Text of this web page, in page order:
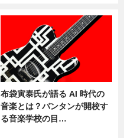
布袋寅泰氏が語る AI 時代の
音楽とは？バンタンが開校す
る音楽学校の目…